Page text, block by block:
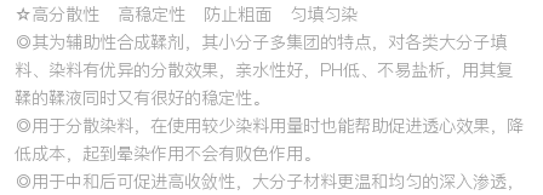
☆高分散性 高稳定性 防止粗面 匀填匀染
◎其为辅助性合成鞣剂，其小分子多集团的特点，对各类大分子填
料、染料有优异的分散效果，亲水性好，PH低、不易盐析，用其复
鞣的鞣液同时又有很好的稳定性。
◎用于分散染料，在使用较少染料用量时也能帮助促进透心效果，降
低成本，起到晕染作用不会有败色作用。
◎用于中和后可促进高收敛性，大分子材料更温和均匀的深入渗透，